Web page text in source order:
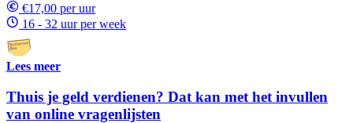
€17,00 per uur
16 - 32 uur per week
Lees meer
Thuis je geld verdienen? Dat kan met het invullen
van online vragenlijsten